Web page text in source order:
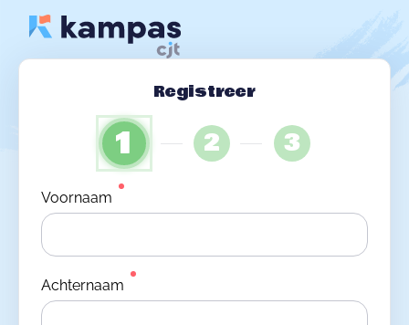
Registreer
1 2 3
Voornaam
Achternaam